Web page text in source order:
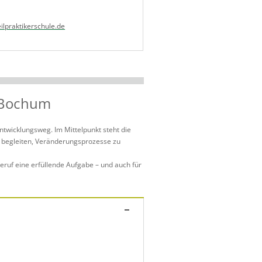
Im Mittelpunkt steht die
Veränderungsprozesse zu
eine erfüllende Aufgabe – und auch für